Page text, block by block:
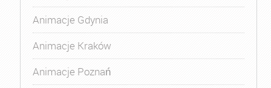
Animacje Gdynia
Animacje Kraków
Animacje Poznań